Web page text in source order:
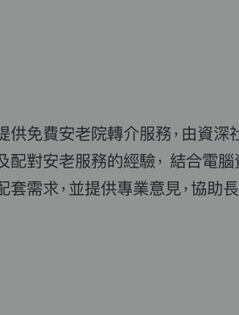
供免費安老院轉介服務，由資深
配對安老服務的經驗， 結合電腦
需求，並提供專業意見，協助